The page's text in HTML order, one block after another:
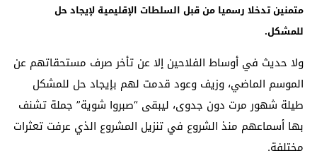
متمنين تدخلا رسميا من قبل السلطات الإقليمية لإيجاد حل
للمشكل.
ولا حديث في أوساط الفلاحين إلا عن تأخر صرف مستحقاتهم عن
الموسم الماضي، وزيف وعود قدمت لهم بإيجاد حل للمشكل
طيلة شهور مرت دون جدوى، ليبقى “صبروا شوية” جملة تشنف
بها أسماعهم منذ الشروع في تنزيل المشروع الذي عرفت تعثرات
مختلفة.